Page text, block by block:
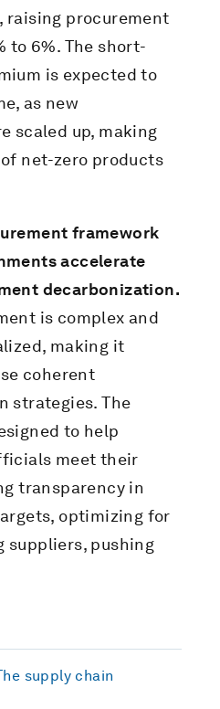
raising procurement
to 6%. The short-
is expected to
as new
scaled up, making
net-zero products
framework
accelerate
decarbonization.
is complex and
making it
coherent
strategies. The
to help
meet their
transparency in
optimizing for
suppliers, pushing
supply chain